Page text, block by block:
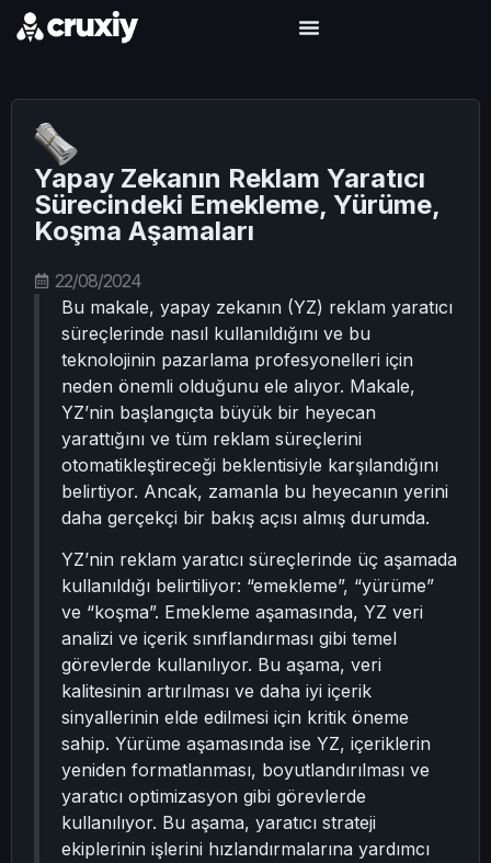
Yapay Zekanın Reklam Yaratıcı
Sürecindeki Emekleme, Yürüme,
Koşma Aşamaları
22/08/2024
Bu makale, yapay zekanın (YZ) reklam yaratıcı
süreçlerinde nasıl kullanıldığını ve bu
teknolojinin pazarlama profesyonelleri için
neden önemli olduğunu ele alıyor. Makale,
YZ’nin başlangıçta büyük bir heyecan
yarattığını ve tüm reklam süreçlerini
otomatikleştireceği beklentisiyle karşılandığını
belirtiyor. Ancak, zamanla bu heyecanın yerini
daha gerçekçi bir bakış açısı almış durumda.
YZ’nin reklam yaratıcı süreçlerinde üç aşamada
kullanıldığı belirtiliyor: “emekleme”, “yürüme”
ve “koşma”. Emekleme aşamasında, YZ veri
analizi ve içerik sınıflandırması gibi temel
görevlerde kullanılıyor. Bu aşama, veri
kalitesinin artırılması ve daha iyi içerik
sinyallerinin elde edilmesi için kritik öneme
sahip. Yürüme aşamasında ise YZ, içeriklerin
yeniden formatlanması, boyutlandırılması ve
yaratıcı optimizasyon gibi görevlerde
kullanılıyor. Bu aşama, yaratıcı strateji
ekiplerinin işlerini hızlandırmalarına yardımcı